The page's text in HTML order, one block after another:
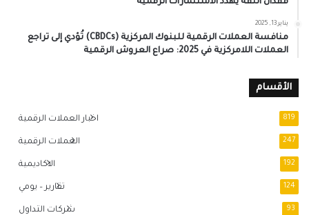
فقدان الثقة يُهدد الاستثمارات الرقمية
يناير 13, 2025
منافسة العملات الرقمية للبنوك المركزية (CBDCs) تُؤدي إلى تراجع
العملات اللامركزية في 2025: صراع العروش الرقمية
الأقسام
اخبار العملات الرقمية 819
العملات الرقمية 247
الاكاديمية 192
تقارير – يومي 124
شركات التداول 93